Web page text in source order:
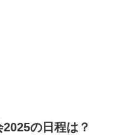
の日程は？